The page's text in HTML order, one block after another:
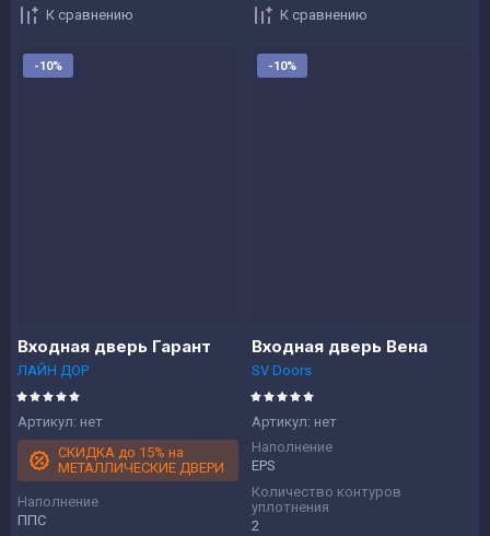
К сравнению К сравнению
-10%
Входная дверь Гарант
ЛАЙН ДОР
Артикул: нет
СКИДКА до 15% на
МЕТАЛЛИЧЕСКИЕ ДВЕРИ
Наполнение
ППС
-10%
Входная дверь Вена
SV Doors
Артикул: нет
Наполнение
EPS
Количество контуров
уплотнения
2